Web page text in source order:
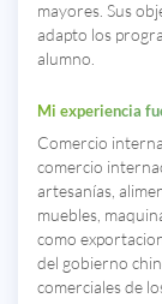
mayores. Sus
adapto los
alumno.
Mi experiencia
Comercio
comercio
artesanías,
muebles,
como
del gobierno
comerciales de